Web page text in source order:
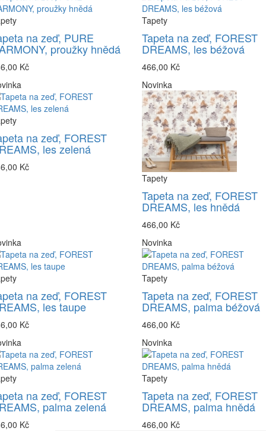
na zeď, PURE
proužky hnědá
Kč
Tapety
Tapeta na zeď, FOREST
DREAMS, les béžová
466,00 Kč
na zeď, FOREST
les zelená
Kč
Novinka
Tapety
Tapeta na zeď, FOREST
DREAMS, les hnědá
466,00 Kč
na zeď, FOREST
les taupe
Kč
Novinka
Tapety
Tapeta na zeď, FOREST
DREAMS, palma béžová
466,00 Kč
na zeď, FOREST
palma zelená
Kč
Novinka
Tapety
Tapeta na zeď, FOREST
DREAMS, palma hnědá
466,00 Kč